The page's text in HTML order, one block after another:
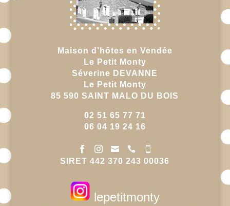
Maison d’hôtes en Vendée
Le Petit Monty
Séverine DEVANNE
Le Petit Monty
85 590 SAINT MALO DU BOIS
02 51 65 77 71
06 04 19 24 16
    
SIRET 442 370 243 00036
lepetitmonty